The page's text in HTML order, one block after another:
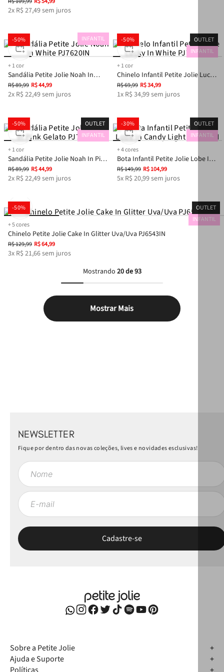
2x R$ 27,49sem juros
-50%
+1cor
Sandália Petite Jolie Noah In
White PJ7620IN
R$89,99 R$44,99
2x R$ 22,49sem juros
INFANTIL -50%
+1cor
Chinelo Infantil Petite Jolie Lucky
In White PJ7512IN
R$69,99 R$34,99
1x R$ 34,99sem juros
OUTLET
INFANTIL
-50%
+1cor
Sandália Petite Jolie Noah In Pink
Gelato PJ7620IN
R$89,99 R$44,99
2x R$ 22,49sem juros
OUTLET
INFANTIL
-30%
+4cores
Bota Infantil Petite Jolie Lobe In
Candy Light PJ5670IN
R$149,99 R$104,99
5x R$ 20,99sem juros
OUTLET
INFANTIL
-50%
+5cores
Chinelo Petite Jolie Cake In Glitter Uva/Uva PJ6543IN
R$129,99 R$64,99
3x R$ 21,66sem juros
OUTLET
INFANTIL
Mostrando 20 de 93
Mostrar Mais
NEWSLETTER
Fique por dentro das novas coleções, lives e novidades esclusivas!
Sobre a Petite Jolie
Ajuda e Suporte